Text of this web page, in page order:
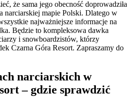
że sama jego obecność doprowadziła
narciarskiej mapie Polski. Dlatego w
najważniejsze informacje na
Będzie to kompleksowa dawka
i snowboardzistów, którzy
Czarna Góra Resort. Zapraszamy do
narciarskich w
– gdzie sprawdzić